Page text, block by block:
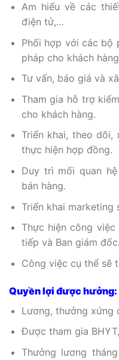
Am hiểu về các
điện tử,…
Phối hợp với các bộ
pháp cho khách hàng
Tư vấn, báo giá và
Tham gia hỗ trợ
cho khách hàng.
Triển khai, theo
thực hiện hợp đồng.
Duy trì mối quan
bán hàng.
Triển khai marketing
Thực hiện công
tiếp và Ban giám đốc.
Công việc cụ thể sẽ
Quyền lợi được hưởng:
Lương, thưởng xứng
Được tham gia
Thưởng lương